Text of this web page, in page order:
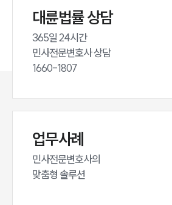
뉴스레터/브로슈어
대륜법률상담
대륜법률 상담
365일 24시간
민사전문변호사 상담
1660-1807
업무사례
민사전문변호사의
맞춤형 솔루션